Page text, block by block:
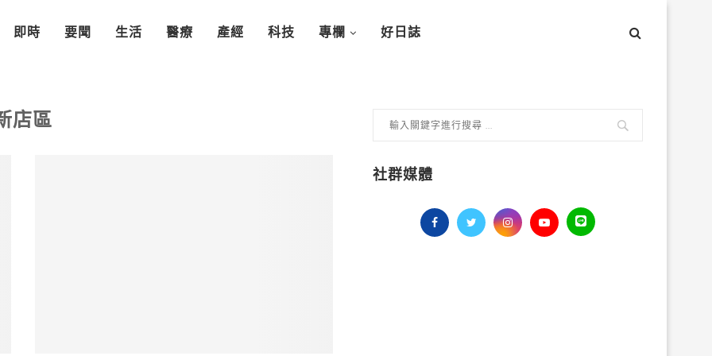
即時 要聞 生活 醫療 產經 科技 專欄 好日誌
店區
社群媒體